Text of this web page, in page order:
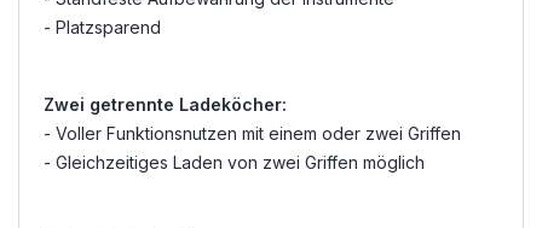
- Platzsparend
Zwei getrennte Ladeköcher:
- Voller Funktionsnutzen mit einem oder zwei Griffen
- Gleichzeitiges Laden von zwei Griffen möglich